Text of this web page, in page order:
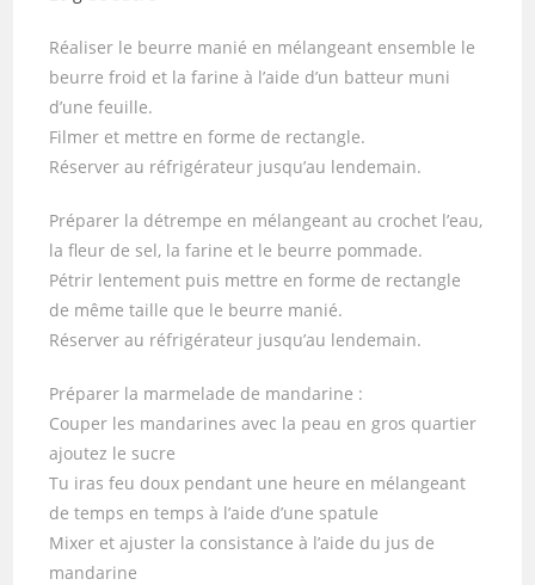
Réaliser le beurre manié en mélangeant ensemble le
beurre froid et la farine à l’aide d’un batteur muni
d’une feuille.
Filmer et mettre en forme de rectangle.
Réserver au réfrigérateur jusqu’au lendemain.
Préparer la détrempe en mélangeant au crochet l’eau,
la fleur de sel, la farine et le beurre pommade.
Pétrir lentement puis mettre en forme de rectangle
de même taille que le beurre manié.
Réserver au réfrigérateur jusqu’au lendemain.
Préparer la marmelade de mandarine :
Couper les mandarines avec la peau en gros quartier
ajoutez le sucre
Tu iras feu doux pendant une heure en mélangeant
de temps en temps à l’aide d’une spatule
Mixer et ajuster la consistance à l’aide du jus de
mandarine